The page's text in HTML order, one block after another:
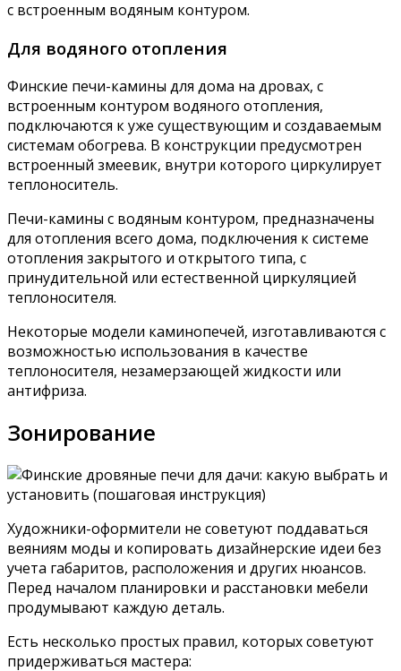
с встроенным водяным контуром.
Для водяного отопления
Финские печи-камины для дома на дровах, с
встроенным контуром водяного отопления,
подключаются к уже существующим и создаваемым
системам обогрева. В конструкции предусмотрен
встроенный змеевик, внутри которого циркулирует
теплоноситель.
Печи-камины с водяным контуром, предназначены
для отопления всего дома, подключения к системе
отопления закрытого и открытого типа, с
принудительной или естественной циркуляцией
теплоносителя.
Некоторые модели каминопечей, изготавливаются с
возможностью использования в качестве
теплоносителя, незамерзающей жидкости или
антифриза.
Зонирование
Художники-оформители не советуют поддаваться
веяниям моды и копировать дизайнерские идеи без
учета габаритов, расположения и других нюансов.
Перед началом планировки и расстановки мебели
продумывают каждую деталь.
Есть несколько простых правил, которых советуют
придерживаться мастера: